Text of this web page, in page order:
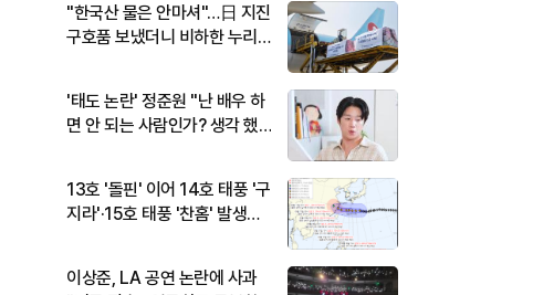
"한국산 물은 안마셔"…日 지진
구호품 보냈더니 비하한 누리
'태도 논란' 정준원 "난 배우 하
면 안 되는 사람인가? 생각 했
13호 '돌핀' 이어 14호 태풍 '구
지라'·15호 태풍 '찬홈' 발생…
이상준, LA 공연 논란에 사과